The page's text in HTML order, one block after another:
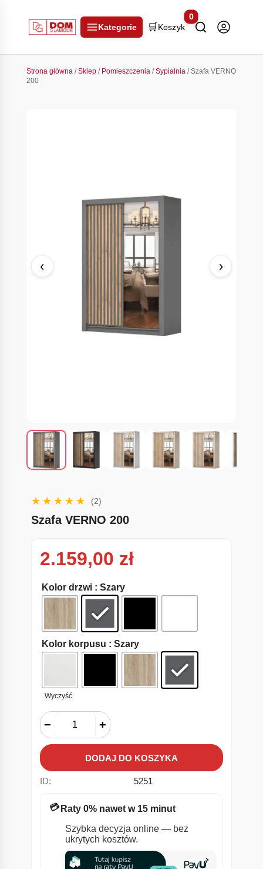
Kategorie 🛒 Koszyk
0
Strona główna/Sklep/ Pomieszczenia/Sypialnia/ Szafa VERNO
200
‹ ›
(2)
Szafa VERNO 200
2.159,00 zł
Kolor drzwi : Szary
Kolor korpusu : Szary
Wyczyść
− +
DODAJ DO KOSZYKA
ID: 5251
💳 Raty 0% nawet w 15 minut
Szybka decyzja online — bez
ukrytych kosztów.